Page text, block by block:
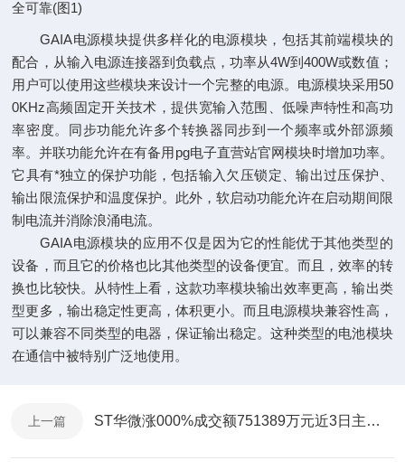
GAIA电源模块提供多样化的电源模块，包括其前端模块的
配合，从输入电源连接器到负载点，功率从4W到400W或数值；
用户可以使用这些模块来设计一个完整的电源。电源模块采用50
0KHz高频固定开关技术，提供宽输入范围、低噪声特性和高功
率密度。同步功能允许多个转换器同步到一个频率或外部源频
率。并联功能允许在有备用pg电子直营站官网模块时增加功率。
它具有*独立的保护功能，包括输入欠压锁定、输出过压保护、
输出限流保护和温度保护。此外，软启动功能允许在启动期间限
制电流并消除浪涌电流。
GAIA电源模块的应用不仅是因为它的性能优于其他类型的
设备，而且它的价格也比其他类型的设备便宜。而且，效率的转
换也比较快。从特性上看，这款功率模块输出效率更高，输出类
型更多，输出稳定性更高，体积更小。而且电源模块兼容性高，
可以兼容不同类型的电器，保证输出稳定。这种类型的电池模块
在通信中被特别广泛地使用。
上一篇 ST华微涨000%成交额751389万元近3日主力净流入-1